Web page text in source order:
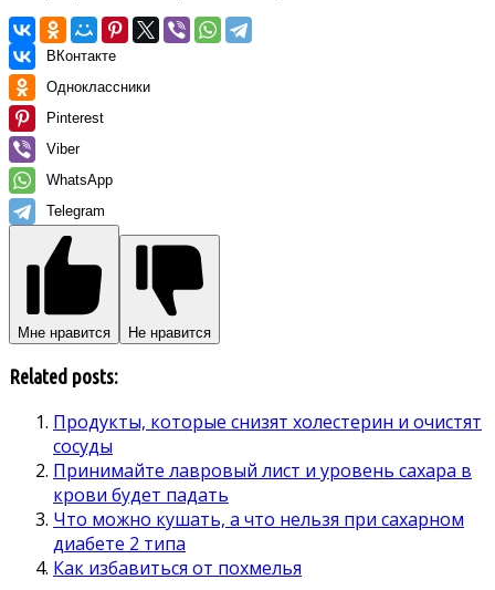
ВКонтакте
Одноклассники
Pinterest
Viber
WhatsApp
Telegram
Мне нравится Не нравится
Related posts:
Продукты, которые снизят холестерин и очистят
сосуды
Принимайте лавровый лист и уровень сахара в
крови будет падать
Что можно кушать, а что нельзя при сахарном
диабете 2 типа
Как избавиться от похмелья